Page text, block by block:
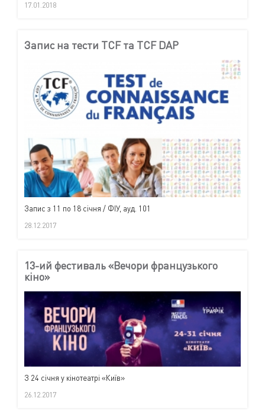
17.01.2018
Запис на тести TCF та TCF DAP
Запис з 11 по 18 січня / ФІУ, ауд. 101
28.12.2017
13-ий фестиваль «Вечори французького
кіно»
З 24 січня у кінотеатрі «Київ»
26.12.2017